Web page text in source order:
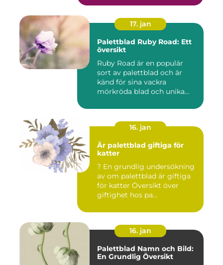
17. jan
Palettblad Ruby Road: Ett
översikt
Ruby Road är en populär
sort av palettblad och är
känd för sina vackra
mörkröda blad och unika
16. jan
Är palettblad giftiga för
katter
? En grundlig undersökning
av om palettblad är giftiga
för katter Översikt över
giftighet hos pa...
16. jan
Palettblad Namn och Bild:
En Grundlig Översikt